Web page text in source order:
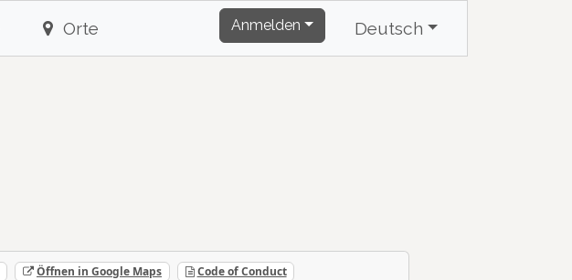
Orte Anmelden Deutsch
Öffnen in Google Maps Code of Conduct